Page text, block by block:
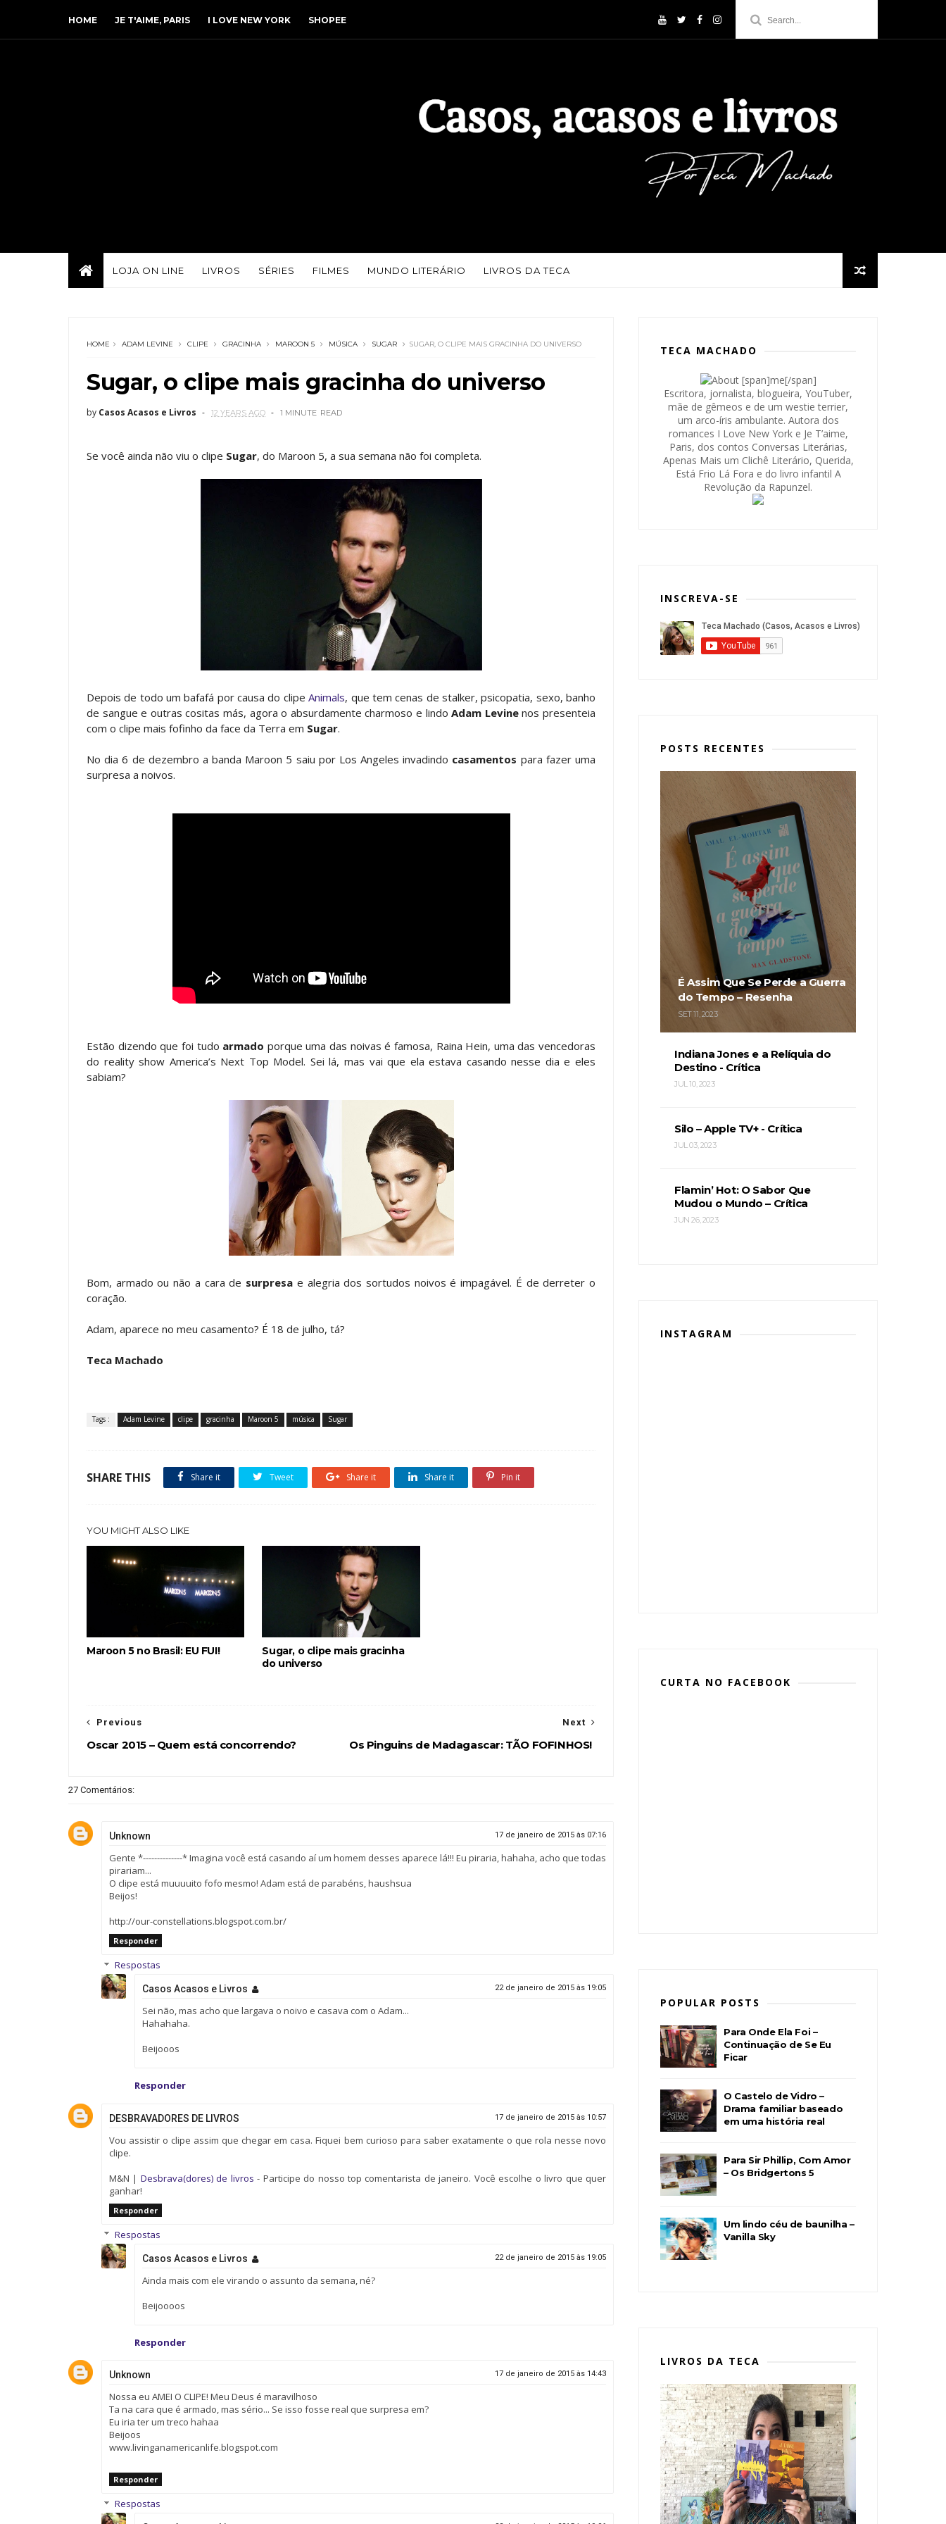
HOME JE T'AIME, PARIS I LOVE NEW YORK SHOPEE
LOJA ON LINE LIVROS SÉRIES FILMES MUNDO LITERÁRIO LIVROS DA TECA
HOME ADAM LEVINE CLIPE GRACINHA MAROON 5 MÚSICA SUGAR SUGAR, O CLIPE MAIS GRACINHA DO UNIVERSO
Sugar, o clipe mais gracinha do universo
by Casos Acasos e Livros 12 YEARS AGO 1 MINUTE READ
Se você ainda não viu o clipe Sugar, do Maroon 5, a sua semana não foi completa.
Depois de todo um bafafá por causa do clipeAnimals, que tem cenas de stalker, psicopatia, sexo, banho
de sangue e outras cositas más, agora o absurdamente charmoso e lindoAdam Levinenos presenteia
com o clipe mais fofinho da face da Terra em Sugar.
No dia 6 de dezembro a banda Maroon 5 saiu por Los Angeles invadindo casamentos para fazer uma
surpresa a noivos.
Estão dizendo que foi tudo armado porque uma das noivas é famosa, Raina Hein, uma das vencedoras
do reality show America’s Next Top Model. Sei lá, mas vai que ela estava casando nesse dia e eles
sabiam?
Bom, armado ou não a cara de surpresa e alegria dos sortudos noivos é impagável. É de derreter o
coração.
Adam, aparece no meu casamento? É 18 de julho, tá?
Teca Machado
Tags : Adam Levine clipe gracinha Maroon 5 música Sugar
SHARE THIS Share it Tweet Share it Share it Pin it
YOU MIGHT ALSO LIKE
Maroon 5 no Brasil: EU FUI!
Sugar, o clipe mais gracinha
do universo
Next
Os Pinguins de Madagascar: TÃO FOFINHOS!
Previous
Oscar 2015 – Quem está concorrendo?
27 Comentários:
Unknown 17 de janeiro de 2015 às 07:16
Gente *--------------* Imagina você está casando aí um homem desses aparece lá!!! Eu piraria, hahaha, acho que todas
pirariam...
O clipe está muuuuito fofo mesmo! Adam está de parabéns, haushsua
Beijos!
http://our-constellations.blogspot.com.br/
Responder
Respostas
Casos Acasos e Livros 22 de janeiro de 2015 às 19:05
Sei não, mas acho que largava o noivo e casava com o Adam...
Hahahaha.
Beijooos
Responder
DESBRAVADORES DE LIVROS 17 de janeiro de 2015 às 10:57
Vou assistir o clipe assim que chegar em casa. Fiquei bem curioso para saber exatamente o que rola nesse novo
clipe.
M&N | Desbrava(dores) de livros - Participe do nosso top comentarista de janeiro. Você escolhe o livro que quer
ganhar!
Responder
Respostas
Casos Acasos e Livros 22 de janeiro de 2015 às 19:05
Ainda mais com ele virando o assunto da semana, né?
Beijoooos
Responder
Unknown 17 de janeiro de 2015 às 14:43
Nossa eu AMEI O CLIPE! Meu Deus é maravilhoso
Ta na cara que é armado, mas sério... Se isso fosse real que surpresa em?
Eu iria ter um treco hahaa
Beijoos
www.livinganamericanlife.blogspot.com
Responder
Respostas
TECA MACHADO
Escritora, jornalista, blogueira, YouTuber,
mãe de gêmeos e de um westie terrier,
um arco-íris ambulante. Autora dos
romances I Love New York e Je T’aime,
Paris, dos contos Conversas Literárias,
Apenas Mais um Clichê Literário, Querida,
Está Frio Lá Fora e do livro infantil A
Revolução da Rapunzel.
INSCREVA-SE
POSTS RECENTES
É Assim Que Se Perde a Guerra
do Tempo – Resenha
SET 11, 2023
Indiana Jones e a Relíquia do
Destino - Crítica
JUL 10, 2023
Silo – Apple TV+ - Crítica
JUL 03, 2023
Flamin’ Hot: O Sabor Que
Mudou o Mundo – Crítica
JUN 26, 2023
INSTAGRAM
CURTA NO FACEBOOK
POPULAR POSTS
Para Onde Ela Foi –
Continuação de Se Eu
Ficar
O Castelo de Vidro –
Drama familiar baseado
em uma história real
Para Sir Phillip, Com Amor
– Os Bridgertons 5
Um lindo céu de baunilha –
Vanilla Sky
LIVROS DA TECA